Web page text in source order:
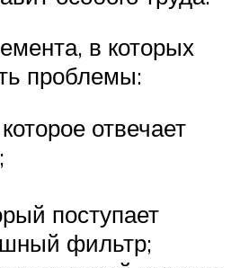
в которых
проблемы:
отвечает
поступает
фильтр;